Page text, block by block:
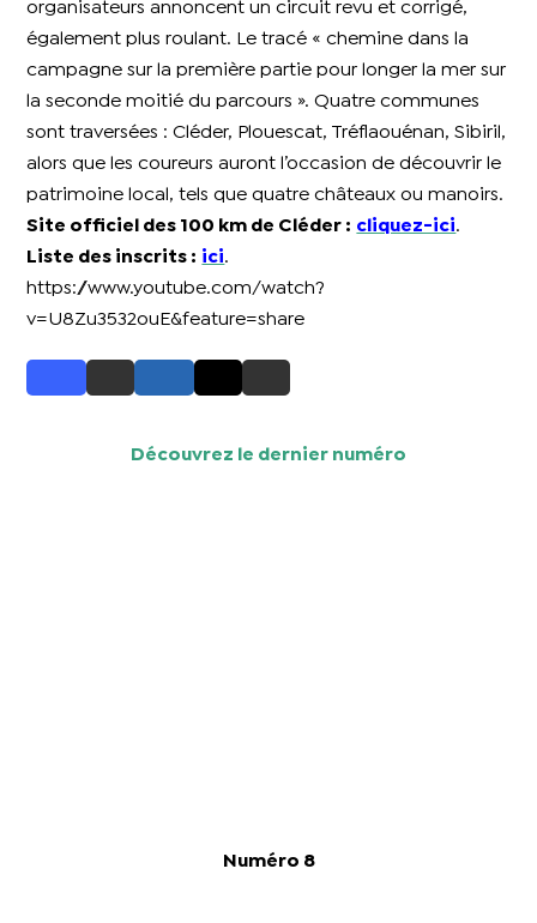
organisateurs annoncent un circuit revu et corrigé,
également plus roulant. Le tracé « chemine dans la
campagne sur la première partie pour longer la mer sur
la seconde moitié du parcours ». Quatre communes
sont traversées : Cléder, Plouescat, Tréflaouénan, Sibiril,
alors que les coureurs auront l’occasion de découvrir le
patrimoine local, tels que quatre châteaux ou manoirs.
Site officiel des 100 km de Cléder : cliquez-ici.
Liste des inscrits : ici.
https://www.youtube.com/watch?
v=U8Zu3532ouE&feature=share
Découvrez le dernier numéro
Numéro 8